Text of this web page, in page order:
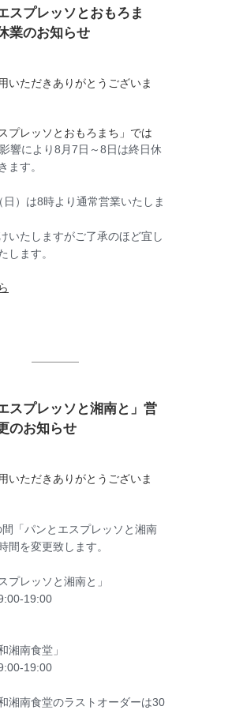
スプレッソとおもろま
業のお知らせ
いただきありがとうございま
プレッソとおもろまち」では
響により8月7日～8日は終日休
ます。
日）は8時より通常営業いたしま
いたしますがご了承のほど宜し
します。
スプレッソと湘南と」営
のお知らせ
いただきありがとうございま
「パンとエスプレッソと湘南
間を変更致します。
プレッソと湘南と」
19:00
湘南食堂」
19:00
湘南食堂のラストオーダーは30